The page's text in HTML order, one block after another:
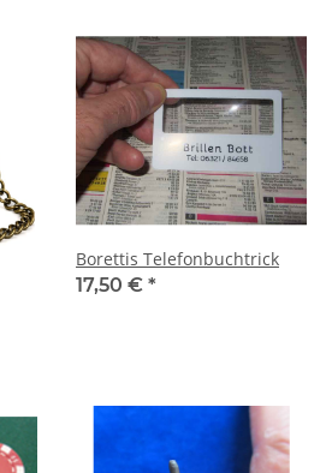
Borettis Telefonbuchtrick
17,50 € *